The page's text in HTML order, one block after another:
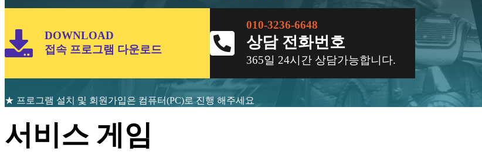
DOWNLOAD
접속 프로그램 다운로드
010-3236-6648
상담 전화번호
365일 24시간 상담가능합니다.
★ 프로그램 설치 및 회원가입은 컴퓨터(PC)로 진행 해주세요
서비스 게임